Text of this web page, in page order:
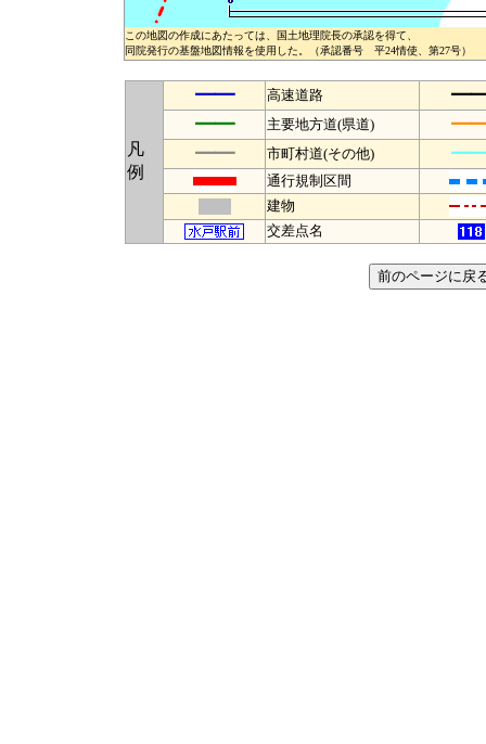
この地図の作成にあたっては、国土地理院長の承認を得て、
同院発行の基盤地図情報を使用した。（承認番号 平24情使、第27号）
凡
例
━━ 高速道路
━━
主要地方道(県道)
━━
市町村道(その他)
通行規制区間
建物
交差点名